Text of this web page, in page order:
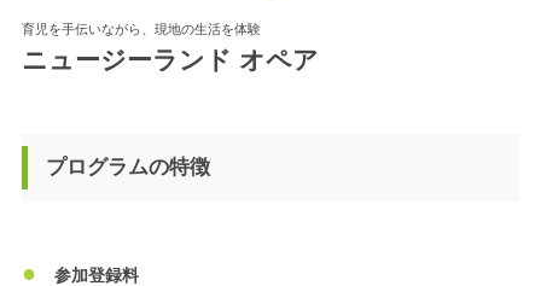
育児を手伝いながら、現地の生活を体験
ニュージーランド オペア
プログラムの特徴
参加登録料